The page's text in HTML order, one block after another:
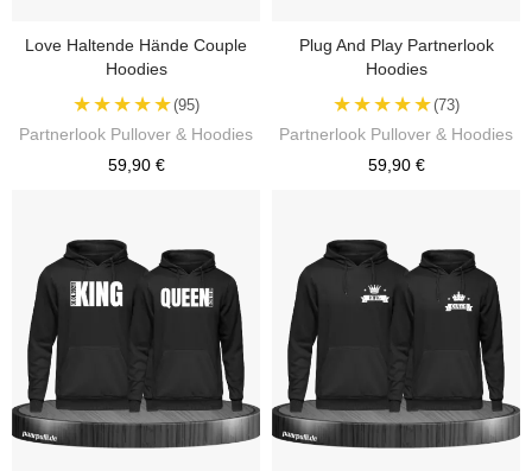
Love Haltende Hände Couple
Hoodies
★★★★★(95)
Partnerlook Pullover & Hoodies
59,90 €
Plug And Play Partnerlook
Hoodies
★★★★★(73)
Partnerlook Pullover & Hoodies
59,90 €